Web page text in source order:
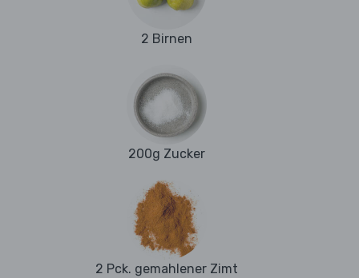
2 Birnen
200g Zucker
2 Pck. gemahlener Zimt